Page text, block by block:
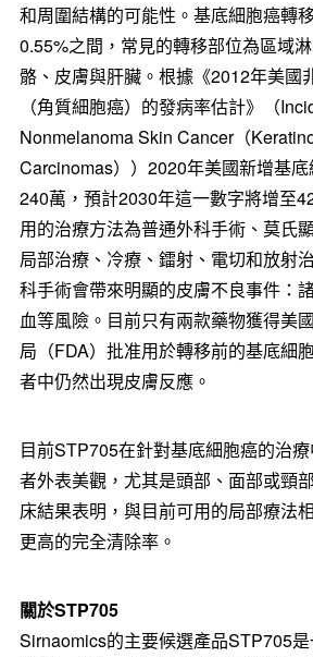
和周圍結構的可能性。基底細胞癌轉
0.55%之間，常見的轉移部位為區域
骼、皮膚與肝臟。根據《2012年美國
（角質細胞癌）的發病率估計》（
Nonmelanoma Skin Cancer（
Carcinomas））2020年美國新增基
240萬，預計2030年這一數字將增至
用的治療方法為普通外科手術、莫氏
局部治療、冷療、鐳射、電切和放射
科手術會帶來明顯的皮膚不良事件：
血等風險。目前只有兩款藥物獲得美
局（FDA）批准用於轉移前的基底細
者中仍然出現皮膚反應。
目前STP705在針對基底細胞癌的治
者外表美觀，尤其是頭部、面部或頸
床結果表明，與目前可用的局部療法
更高的完全清除率。
關於STP705
Sirnaomics的主要候選產品STP705